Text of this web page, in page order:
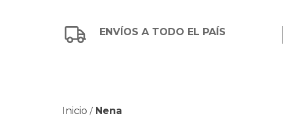
ENVÍOS A TODO EL PAÍS
Inicio / Nena